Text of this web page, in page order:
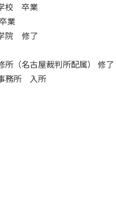
校 卒業
業
院 修了
所（名古屋裁判所配属） 修了
務所 入所